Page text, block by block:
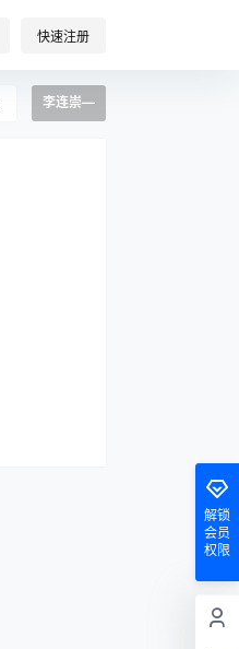
快速注册
李连崇—
解锁
会员
权限